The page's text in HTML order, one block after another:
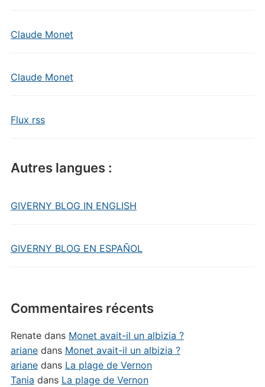
Claude Monet
Claude Monet
Flux rss
Autres langues :
GIVERNY BLOG IN ENGLISH
GIVERNY BLOG EN ESPAÑOL
Commentaires récents
Renatedans Monet avait-il un albizia ?
arianedans Monet avait-il un albizia ?
arianedans La plage de Vernon
Tania dans La plage de Vernon